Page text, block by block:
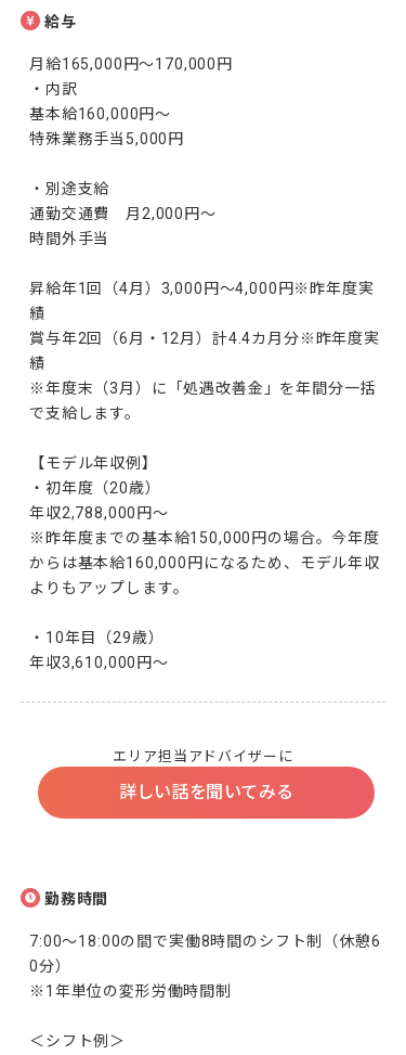
給与
月給165,000円～170,000円
・内訳
基本給160,000円～
特殊業務手当5,000円
・別途支給
通勤交通費　月2,000円～
時間外手当
昇給年1回（4月）3,000円～4,000円※昨年度実
績
賞与年2回（6月・12月）計4.4カ月分※昨年度実
績
※年度末（3月）に「処遇改善金」を年間分一括
で支給します。
【モデル年収例】
・初年度（20歳）
年収2,788,000円～
※昨年度までの基本給150,000円の場合。今年度
からは基本給160,000円になるため、モデル年収
よりもアップします。
・10年目（29歳）
年収3,610,000円～
エリア担当アドバイザーに
詳しい話を聞いてみる
勤務時間
7:00～18:00の間で実働8時間のシフト制（休憩6
0分）
※1年単位の変形労働時間制
＜シフト例＞